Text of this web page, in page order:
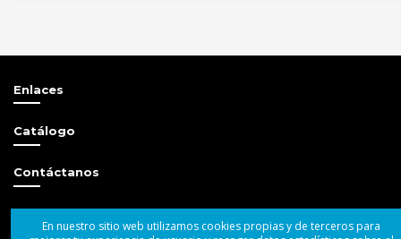
Enlaces
Catálogo
Contáctanos
Síguenos
En nuestro sitio web utilizamos cookies propias y de terceros para